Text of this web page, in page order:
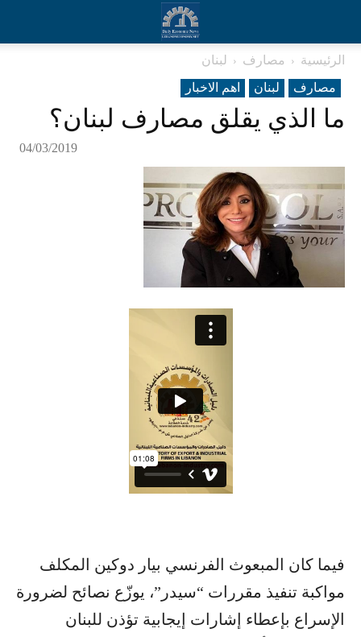
الرئيسية مصارف
لبنان
مصارف
لبنان اهم الاخبار
ما الذي يقلق مصارف لبنان؟
04/03/2019
فيما كان المبعوث الفرنسي بيار دوكين المكلف
مواكبة تنفيذ مقررات “سيدر”، يوزّع نصائح لضرورة
الإسراع بإعطاء إشارات إيجابية تؤذن للبنان